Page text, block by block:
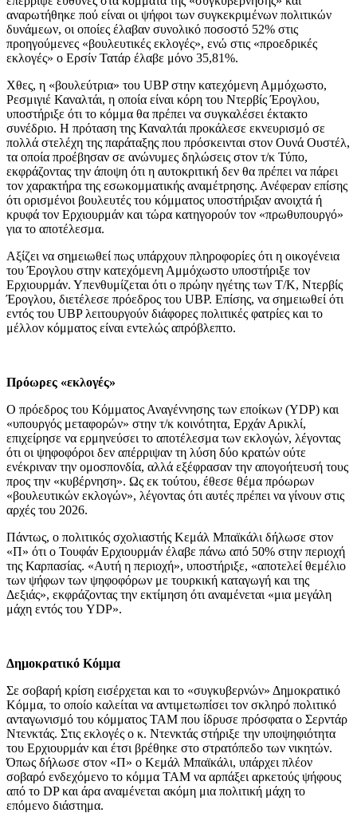
αναρωτήθηκε πού είναι οι ψήφοι των συγκεκριμένων πολιτικών
δυνάμεων, οι οποίες έλαβαν συνολικό ποσοστό 52% στις
προηγούμενες «βουλευτικές εκλογές», ενώ στις «προεδρικές
εκλογές» ο Ερσίν Τατάρ έλαβε μόνο 35,81%.
Χθες, η «βουλεύτρια» του UBP στην κατεχόμενη Αμμόχωστο,
Ρεσμιγιέ Καναλτάι, η οποία είναι κόρη του Ντερβίς Έρογλου,
υποστήριξε ότι το κόμμα θα πρέπει να συγκαλέσει έκτακτο
συνέδριο. Η πρόταση της Καναλτάι προκάλεσε εκνευρισμό σε
πολλά στελέχη της παράταξης που πρόσκεινται στον Ουνά Ουστέλ,
τα οποία προέβησαν σε ανώνυμες δηλώσεις στον τ/κ Τύπο,
εκφράζοντας την άποψη ότι η αυτοκριτική δεν θα πρέπει να πάρει
τον χαρακτήρα της εσωκομματικής αναμέτρησης. Ανέφεραν επίσης
ότι ορισμένοι βουλευτές του κόμματος υποστήριξαν ανοιχτά ή
κρυφά τον Ερχιουρμάν και τώρα κατηγορούν τον «πρωθυπουργό»
για το αποτέλεσμα.
Αξίζει να σημειωθεί πως υπάρχουν πληροφορίες ότι η οικογένεια
του Έρογλου στην κατεχόμενη Αμμόχωστο υποστήριξε τον
Ερχιουρμάν. Υπενθυμίζεται ότι ο πρώην ηγέτης των Τ/Κ, Ντερβίς
Έρογλου, διετέλεσε πρόεδρος του UBP. Επίσης, να σημειωθεί ότι
εντός του UBP λειτουργούν διάφορες πολιτικές φατρίες και το
μέλλον κόμματος είναι εντελώς απρόβλεπτο.
Πρόωρες «εκλογές»
Ο πρόεδρος του Κόμματος Αναγέννησης των εποίκων (YDP) και
«υπουργός μεταφορών» στην τ/κ κοινότητα, Ερχάν Αρικλί,
επιχείρησε να ερμηνεύσει το αποτέλεσμα των εκλογών, λέγοντας
ότι οι ψηφοφόροι δεν απέρριψαν τη λύση δύο κρατών ούτε
ενέκριναν την ομοσπονδία, αλλά εξέφρασαν την απογοήτευσή τους
προς την «κυβέρνηση». Ως εκ τούτου, έθεσε θέμα πρόωρων
«βουλευτικών εκλογών», λέγοντας ότι αυτές πρέπει να γίνουν στις
αρχές του 2026.
Πάντως, ο πολιτικός σχολιαστής Κεμάλ Μπαϊκάλι δήλωσε στον
«Π» ότι ο Τουφάν Ερχιουρμάν έλαβε πάνω από 50% στην περιοχή
της Καρπασίας. «Αυτή η περιοχή», υποστήριξε, «αποτελεί θεμέλιο
των ψήφων των ψηφοφόρων με τουρκική καταγωγή και της
Δεξιάς», εκφράζοντας την εκτίμηση ότι αναμένεται «μια μεγάλη
μάχη εντός του YDP».
Δημοκρατικό Κόμμα
Σε σοβαρή κρίση εισέρχεται και το «συγκυβερνών» Δημοκρατικό
Κόμμα, το οποίο καλείται να αντιμετωπίσει τον σκληρό πολιτικό
ανταγωνισμό του κόμματος ΤΑΜ που ίδρυσε πρόσφατα ο Σερντάρ
Ντενκτάς. Στις εκλογές ο κ. Ντενκτάς στήριξε την υποψηφιότητα
του Ερχιουρμάν και έτσι βρέθηκε στο στρατόπεδο των νικητών.
Όπως δήλωσε στον «Π» ο Κεμάλ Μπαϊκάλι, υπάρχει πλέον
σοβαρό ενδεχόμενο το κόμμα ΤΑΜ να αρπάξει αρκετούς ψήφους
από το DP και άρα αναμένεται ακόμη μια πολιτική μάχη το
επόμενο διάστημα.